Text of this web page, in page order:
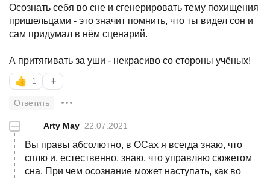
Осознать себя во сне и сгенерировать тему похищения
пришельцами - это значит помнить, что ты видел сон и
сам придумал в нём сценарий.
А притягивать за уши - некрасиво со стороны учёных!
👍 1 +
Ответить
— Arty May 22.07.2021
Вы правы абсолютно, в ОСах я всегда знаю, что
сплю и, естественно, знаю, что управляю сюжетом
сна. При чем осознание может наступать, как во